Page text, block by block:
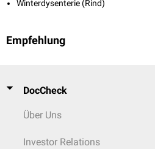
Winterdysenterie (Rind)
Empfehlung
DocCheck
Über Uns
Investor Relations